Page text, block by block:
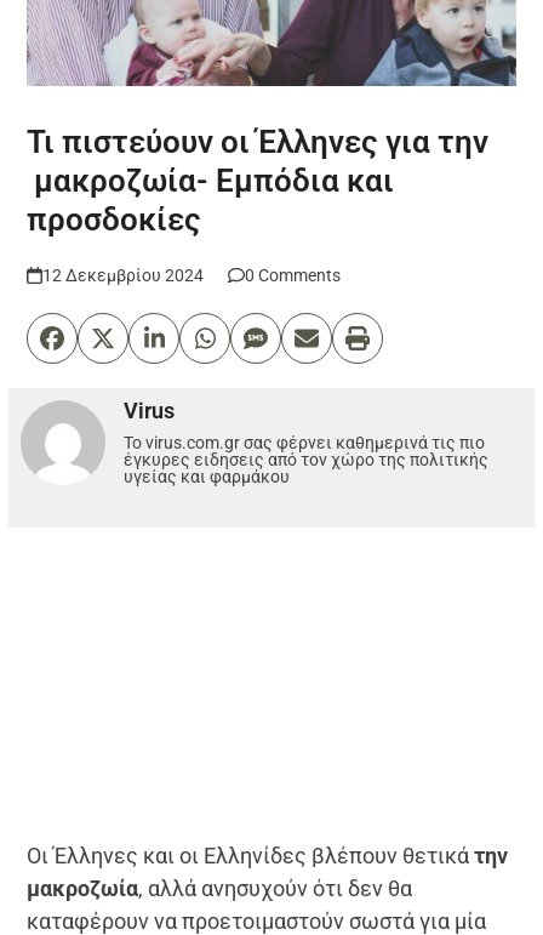
Τι πιστεύουν οι Έλληνες για την
μακροζωία- Εμπόδια και
προσδοκίες
12 Δεκεμβρίου 2024 0 Comments
Virus
Το virus.com.gr σας φέρνει καθημερινά τις πιο
έγκυρες ειδησεις από τον χώρο της πολιτικής
υγείας και φαρμάκου
Οι Έλληνες και οι Ελληνίδες βλέπουν θετικάτην
μακροζωία, αλλά ανησυχούν ότι δεν θα
καταφέρουν να προετοιμαστούν σωστά για μία